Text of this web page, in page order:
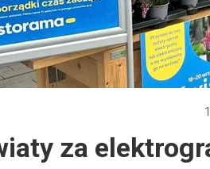
2013
2013
2014
za